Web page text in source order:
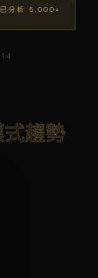
分析 5,000+
式趨勢